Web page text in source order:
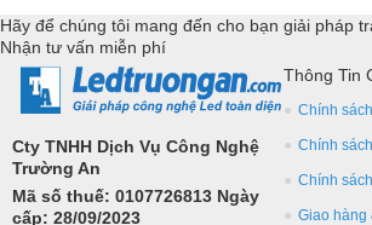
YRL,...Tư vấn giả pháp, hỗ trợ kỹ thuật
ứng dụng trang trí led.
Hãy để chúng tôi mang đến cho bạn giải pháp
Nhận tư vấn miễn phí
Cty TNHH Dịch Vụ Công Nghệ
Trường An
Mã số thuế: 0107726813 Ngày
cấp: 28/09/2023
Thông Tin
Chính
Chính
Chính
Giao hàng